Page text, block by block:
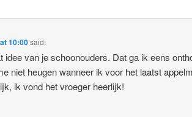
10:00said:
idee van je schoonouders. Dat ga ik eens
niet heugen wanneer ik voor het laatst
ik vond het vroeger heerlijk!